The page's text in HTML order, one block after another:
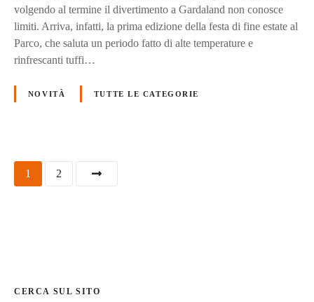
volgendo al termine il divertimento a Gardaland non conosce
limiti. Arriva, infatti, la prima edizione della festa di fine estate al
Parco, che saluta un periodo fatto di alte temperature e
rinfrescanti tuffi…
NOVITÀ TUTTE LE CATEGORIE
N
g
1 2
CERCA SUL SITO